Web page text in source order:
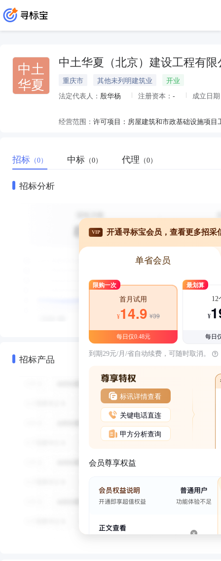
中土
华夏
中土华夏（北京）建设工程有
重庆市 其他未列明建筑业
开业
法定代表人： 殷华杨 注册资本： - 成立日
经营范围：
招标 （0） 中标 （0） 代理 （0）
招标分析
招标产品
VIP 开通寻标宝会员，查看更多招采
单省会员
限购一次
首月试用
¥14.9 ¥39
每日仅0.48元
最划算
12
¥
每日
到期29元/月/省自动续费，可随时取消。
标讯详情查看
关键电话直连
甲方分析查询
会员尊享权益